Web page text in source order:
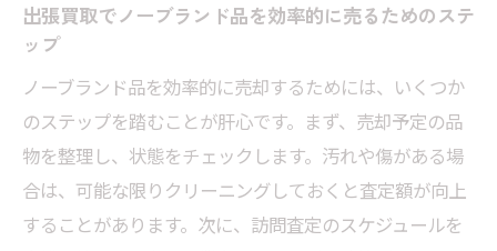
の交渉術
出張買取業者の対応力を口コミから見極め
る方法
出張買取を利用して東京都でノーブランド品を
スムーズに処分するコツ
ノーブランド品を効率良く処分するための
出張買取でノーブランド品を効率的に売るためのステ
ップ
ノーブランド品を効率的に売却するためには、いくつか
のステップを踏むことが肝心です。まず、売却予定の品
物を整理し、状態をチェックします。汚れや傷がある場
合は、可能な限りクリーニングしておくと査定額が向上
することがあります。次に、訪問査定のスケジュールを